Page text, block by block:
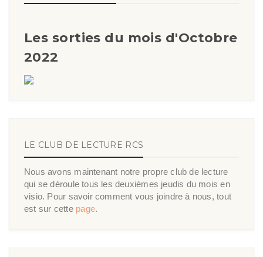
Les sorties du mois d'Octobre
2022
LE CLUB DE LECTURE RCS
Nous avons maintenant notre propre club de lecture
qui se déroule tous les deuxièmes jeudis du mois en
visio. Pour savoir comment vous joindre à nous, tout
est sur cette page.